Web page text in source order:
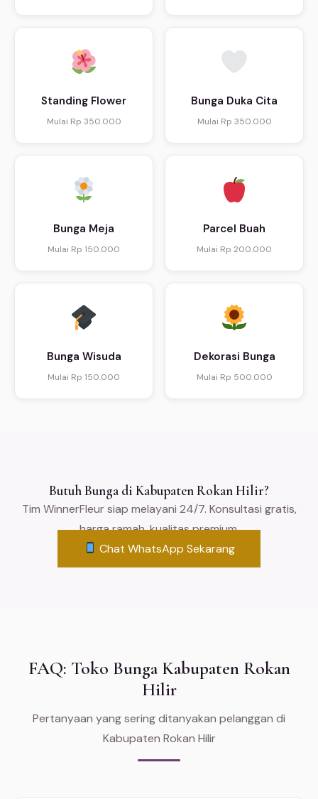
Standing Flower
Mulai Rp 350.000
Bunga Duka Cita
Mulai Rp 350.000
Bunga Meja
Mulai Rp 150.000
Parcel Buah
Mulai Rp 200.000
Bunga Wisuda
Mulai Rp 150.000
Dekorasi Bunga
Mulai Rp 500.000
Butuh Bunga di Kabupaten Rokan Hilir?
Tim WinnerFleur siap melayani 24/7. Konsultasi gratis,
harga ramah, kualitas premium.
Chat WhatsApp Sekarang
FAQ: Toko Bunga Kabupaten Rokan
Hilir
Pertanyaan yang sering ditanyakan pelanggan di
Kabupaten Rokan Hilir